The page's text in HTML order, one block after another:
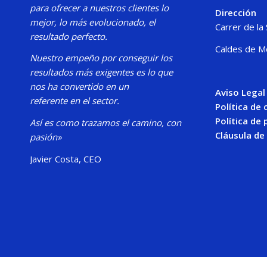
para ofrecer a nuestros clientes lo
mejor, lo más evolucionado, el
resultado perfecto.
Nuestro empeño por conseguir los
resultados más exigentes es lo que
nos ha convertido en un
referente en el sector.
Así es como trazamos el camino, con
pasión»
Javier Costa, CEO
Dirección
Carrer de la
Caldes de
Aviso Legal
Política de
Política de
Cláusula